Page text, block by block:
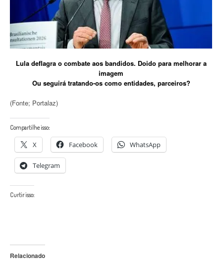
Lula deflagra o combate aos bandidos. Doido para melhorar a
imagem
Ou seguirá tratando-os como entidades, parceiros?
(Fonte; Portalaz)
Compartilhe isso:
X Facebook WhatsApp
Telegram
Curtir isso:
Relacionado